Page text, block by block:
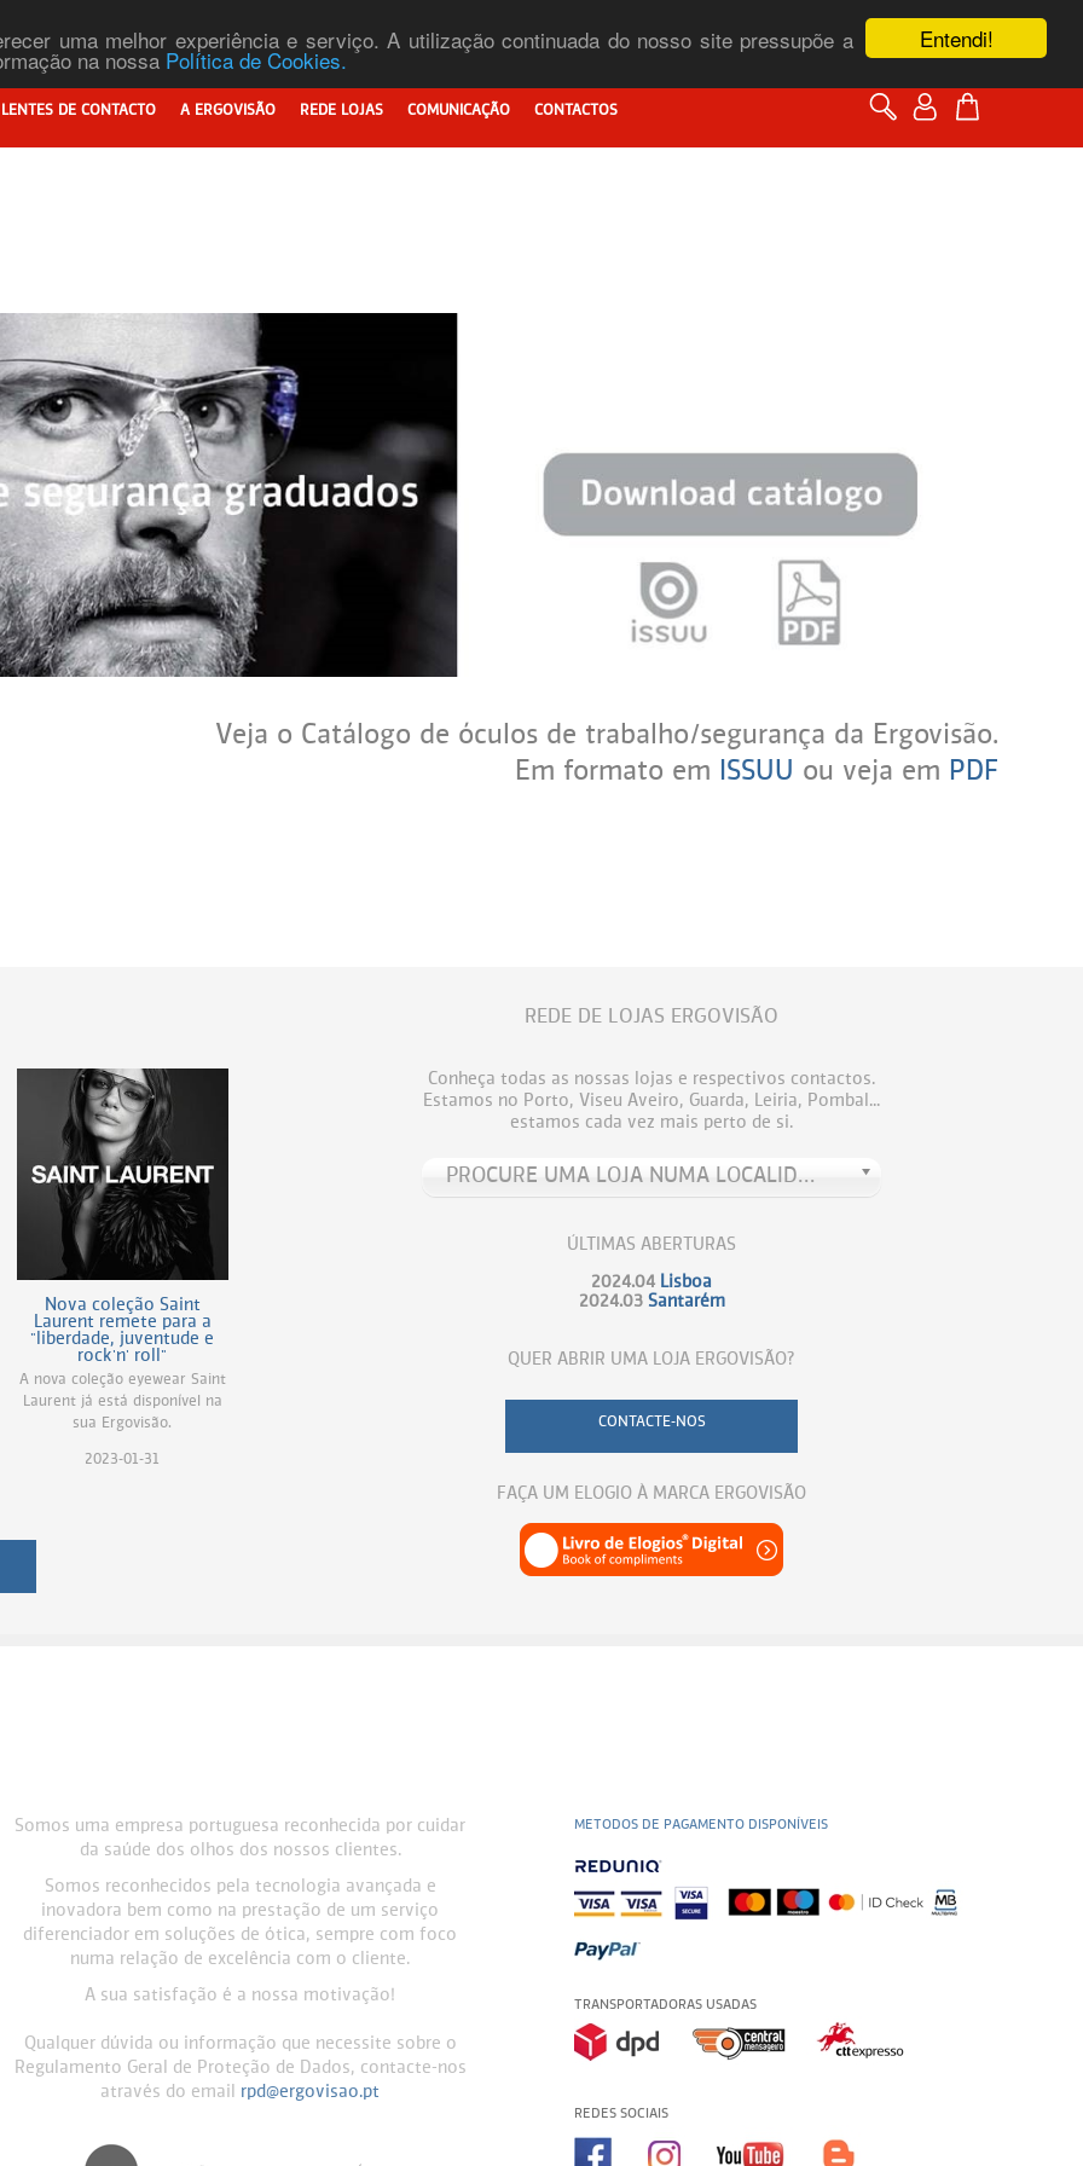
Entendi!
uma melhor experiência e serviço. A utilização continuada do nosso site pressupõe a
na nossa Política de Cookies.
LENTES DE CONTACTO A ERGOVISÃO REDE LOJAS COMUNICAÇÃO CONTACTOS
Veja o Catálogo de óculos de trabalho/segurança da Ergovisão.
Em formato em
ISSUU ou veja em PDF
Nova coleção Saint
Laurent remete para a
"liberdade, juventude e
rock'n' roll"
A nova coleção eyewear Saint
Laurent já está disponível na
sua Ergovisão.
2023-01-31
REDE DE LOJAS ERGOVISÃO
Conheça todas as nossas lojas e respectivos contactos.
Estamos no Porto, Viseu Aveiro, Guarda, Leiria, Pombal...
estamos cada vez mais perto de si.
PROCURE UMA LOJA NUMA LOCALIDADE
ÚLTIMAS ABERTURAS
2024.04 Lisboa
2024.03 Santarém
QUER ABRIR UMA LOJA ERGOVISÃO?
CONTACTE-NOS
FAÇA UM ELOGIO À MARCA ERGOVISÃO
Somos uma empresa portuguesa reconhecida por cuidar
da saúde dos olhos dos nossos clientes.
Somos reconhecidos pela tecnologia avançada e
inovadora bem como na prestação de um serviço
diferenciador em soluções de ótica, sempre com foco
numa relação de excelência com o cliente.
A sua satisfação é a nossa motivação!
Qualquer dúvida ou informação que necessite sobre o
Regulamento Geral de Proteção de Dados, contacte-nos
através do email rpd@ergovisao.pt
METODOS DE PAGAMENTO DISPONÍVEIS
TRANSPORTADORAS USADAS
REDES SOCIAIS